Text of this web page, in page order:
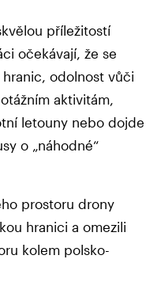
příležitostí
očekávají, že se
odolnost vůči
aktivitám,
letouny nebo dojde
o „náhodné“
prostoru drony
hranici a omezili
kolem polsko-